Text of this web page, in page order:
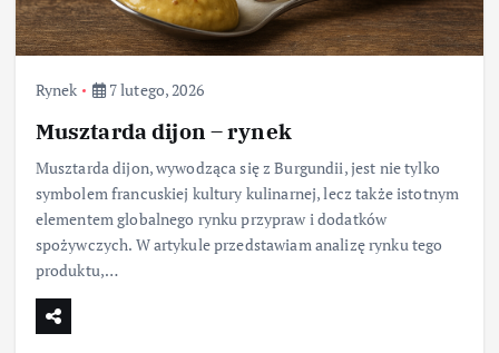
Rynek 7 lutego, 2026
Musztarda dijon – rynek
Musztarda dijon, wywodząca się z Burgundii, jest nie tylko
symbolem francuskiej kultury kulinarnej, lecz także istotnym
elementem globalnego rynku przypraw i dodatków
spożywczych. W artykule przedstawiam analizę rynku tego
produktu,…